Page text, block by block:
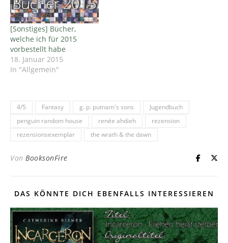
[Sonstiges] Bücher,
welche ich für 2015
vorbestellt habe
18. Januar 2015
In "Allgemein"
4/5 Fantasy g. p. putnam's sons
Jugendbuch
penguin random house
renée ahdieh
rezension
rezensionsexemplar
the wrath & the dawn
Von BooksonFire
DAS KÖNNTE DICH EBENFALLS INTERESSIEREN